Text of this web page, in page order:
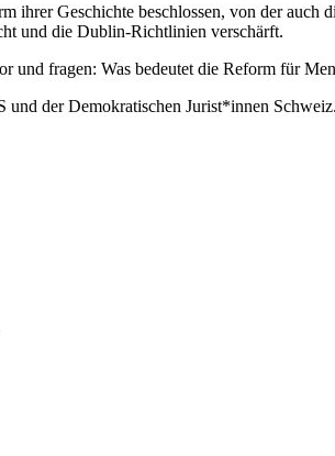
ihrer Geschichte beschlossen, von der
und die Dublin-Richtlinien verschärft.
und fragen: Was bedeutet die Reform für
der Demokratischen Jurist*innen Schweiz.